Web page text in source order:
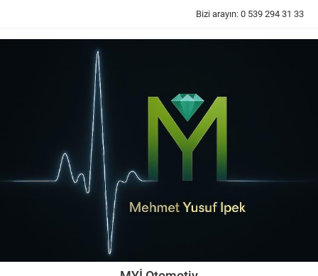
Bizi arayın: 0 539 294 31 33